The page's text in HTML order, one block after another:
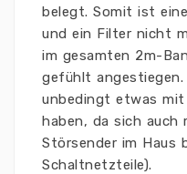
belegt. Somit ist
und ein Filter nicht
im gesamten 2m-
gefühlt
unbedingt etwas
haben, da sich auch
Störsender im Haus
Schaltnetzteile).